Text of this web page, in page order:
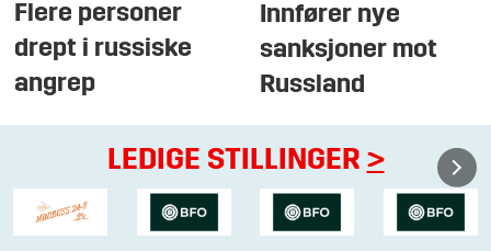
Flere personer
drept i russiske
angrep
Innfører nye
sanksjoner mot
Russland
LEDIGE STILLINGER >